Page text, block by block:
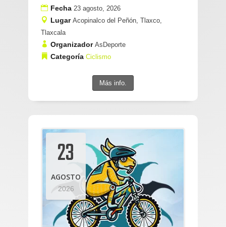
Fecha 23 agosto, 2026
Lugar Acopinalco del Peñón, Tlaxco,
Tlaxcala
Organizador AsDeporte
Categoría Ciclismo
Más info.
23
AGOSTO
2026